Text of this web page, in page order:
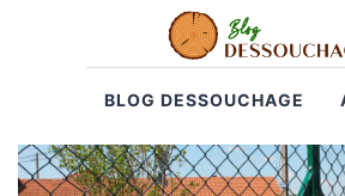
BLOG DESSOUCHAGE